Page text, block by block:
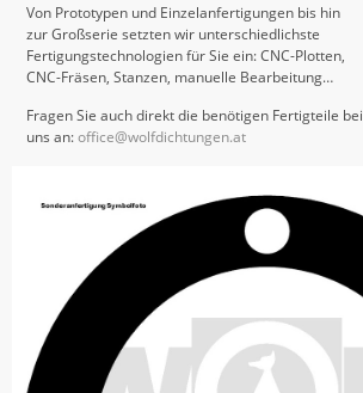
Von Prototypen und Einzelanfertigungen bis hin
zur Großserie setzten wir unterschiedlichste
Fertigungstechnologien für Sie ein: CNC-Plotten,
CNC-Fräsen, Stanzen, manuelle Bearbeitung…
Fragen Sie auch direkt die benötigen Fertigteile bei
uns an:office@wolfdichtungen.at